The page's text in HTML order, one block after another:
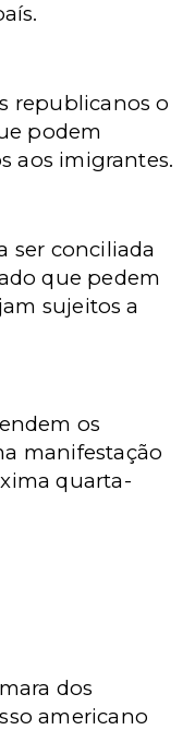
republicanos o
podem
aos imigrantes.
ser conciliada
que pedem
sujeitos a
os
manifestação
quarta-
dos
americano